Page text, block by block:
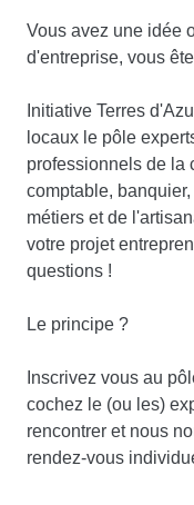
Vous avez une idée
d'entreprise, vous
Initiative Terres
locaux le pôle
professionnels de la
comptable,
métiers et de
votre projet
questions !
Le principe ?
Inscrivez vous au
cochez le (ou les)
rencontrer et nous
rendez-vous